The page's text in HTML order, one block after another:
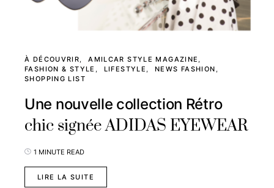
À DÉCOUVRIR
AMILCAR STYLE MAGAZINE
FASHION & STYLE
LIFESTYLE
NEWS FASHION
SHOPPING LIST
Une nouvelle collection Rétro
chic signée ADIDAS EYEWEAR
1 MINUTE READ
LIRE LA SUITE